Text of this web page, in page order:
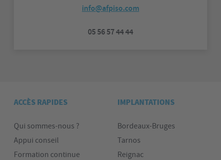
info@afpiso.com
05 56 57 44 44
ACCÈS RAPIDES
Qui sommes-nous ?
Appui conseil
Formation continue
IMPLANTATIONS
Bordeaux-Bruges
Tarnos
Reignac